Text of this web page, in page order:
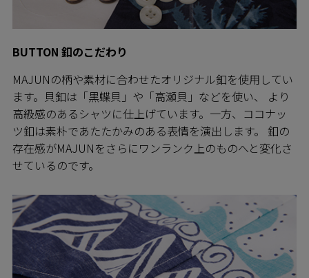
BUTTON 釦のこだわり
MAJUNの柄や素材に合わせたオリジナル釦を使用してい
ます。貝釦は「黒蝶貝」や「高瀬貝」などを使い、 より
高級感のあるシャツに仕上げています。一方、ココナッ
ツ釦は素朴であたたかみのある表情を演出します。 釦の
存在感がMAJUNをさらにワンランク上のものへと変化さ
せているのです。